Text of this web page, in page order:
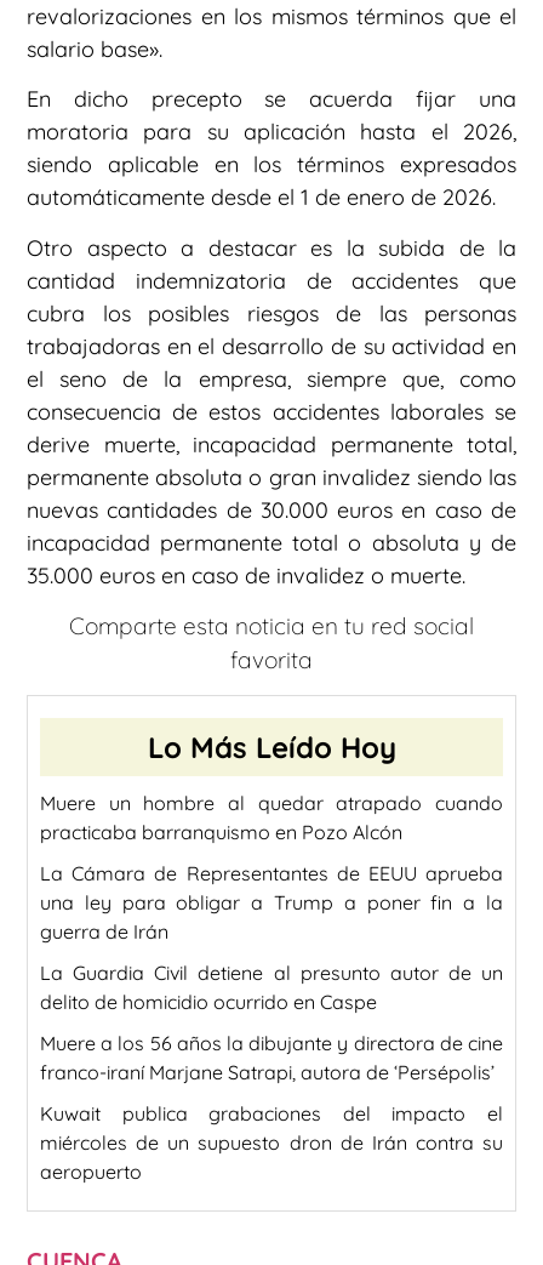
revalorizaciones en los mismos términos que el
salario base».
En dicho precepto se acuerda fijar una
moratoria para su aplicación hasta el 2026,
siendo aplicable en los términos expresados
automáticamente desde el 1 de enero de 2026.
Otro aspecto a destacar es la subida de la
cantidad indemnizatoria de accidentes que
cubra los posibles riesgos de las personas
trabajadoras en el desarrollo de su actividad en
el seno de la empresa, siempre que, como
consecuencia de estos accidentes laborales se
derive muerte, incapacidad permanente total,
permanente absoluta o gran invalidez siendo las
nuevas cantidades de 30.000 euros en caso de
incapacidad permanente total o absoluta y de
35.000 euros en caso de invalidez o muerte.
Comparte esta noticia en tu red social
favorita
Lo Más Leído Hoy
Muere un hombre al quedar atrapado cuando
practicaba barranquismo en Pozo Alcón
La Cámara de Representantes de EEUU aprueba
una ley para obligar a Trump a poner fin a la
guerra de Irán
La Guardia Civil detiene al presunto autor de un
delito de homicidio ocurrido en Caspe
Muere a los 56 años la dibujante y directora de cine
franco-iraní Marjane Satrapi, autora de ‘Persépolis’
Kuwait publica grabaciones del impacto el
miércoles de un supuesto dron de Irán contra su
aeropuerto